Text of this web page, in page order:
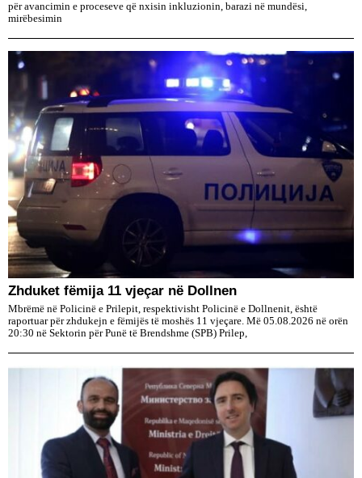
për avancimin e proceseve që nxisin inkluzionin, barazi në mundësi,
mirëbesimin
Zhduket fëmija 11 vjeçar në Dollnen
Mbrëmë në Policinë e Prilepit, respektivisht Policinë e Dollnenit, është
raportuar për zhdukejn e fëmijës të moshës 11 vjeçare. Më 05.08.2026 në orën
20:30 në Sektorin për Punë të Brendshme (SPB) Prilep,